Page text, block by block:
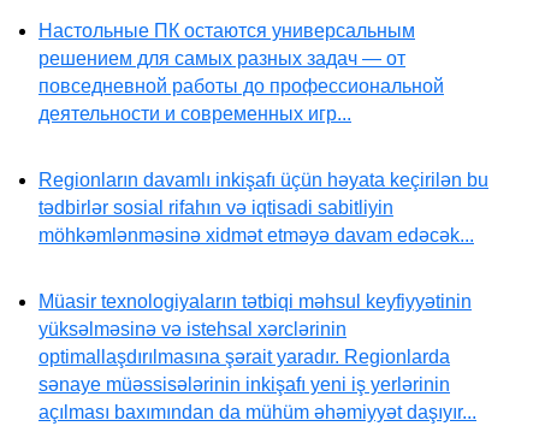
Настольные ПК остаются универсальным
решением для самых разных задач — от
повседневной работы до профессиональной
деятельности и современных игр...
Regionların davamlı inkişafı üçün həyata keçirilən bu
tədbirlər sosial rifahın və iqtisadi sabitliyin
möhkəmlənməsinə xidmət etməyə davam edəcək...
Müasir texnologiyaların tətbiqi məhsul keyfiyyətinin
yüksəlməsinə və istehsal xərclərinin
optimallaşdırılmasına şərait yaradır. Regionlarda
sənaye müəssisələrinin inkişafı yeni iş yerlərinin
açılması baxımından da mühüm əhəmiyyət daşıyır...